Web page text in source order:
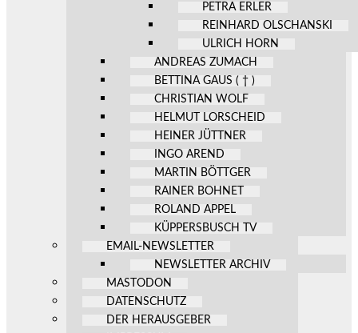
PETRA ERLER
REINHARD OLSCHANSKI
ULRICH HORN
ANDREAS ZUMACH
BETTINA GAUS ( † )
CHRISTIAN WOLF
HELMUT LORSCHEID
HEINER JÜTTNER
INGO AREND
MARTIN BÖTTGER
RAINER BOHNET
ROLAND APPEL
KÜPPERSBUSCH TV
EMAIL-NEWSLETTER
NEWSLETTER ARCHIV
MASTODON
DATENSCHUTZ
DER HERAUSGEBER